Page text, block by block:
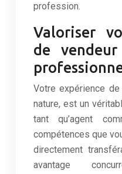
profession.
Valoriser
de
Votre expérience
nature, est un
tant qu’agent
compétences que
directement
avantage